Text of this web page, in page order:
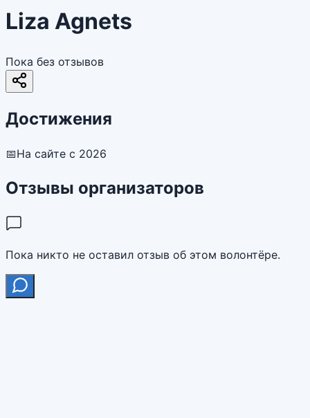
Liza Agnets
Пока без отзывов
Достижения
📅На сайте с 2026
Отзывы организаторов
Пока никто не оставил отзыв об этом волонтёре.